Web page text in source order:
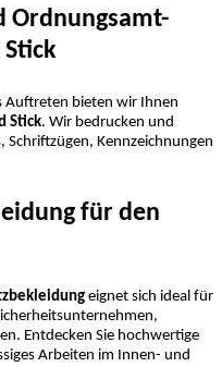
Ordnungsamt-
Auftreten bieten wir Ihnen
Stick. Wir bedrucken und
Schriftzügen, Kennzeichnungen
für den
eignet sich ideal für
Entdecken Sie hochwertige
Arbeiten im Innen- und